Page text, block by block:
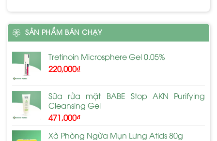
SẢN PHẨM BÁN CHẠY
Tretinoin Microsphere Gel 0.05%
220,000₫
Sữa rửa mặt BABE Stop AKN Purifying
Cleansing Gel
471,000₫
Xà Phòng Ngừa Mụn Lưng Atids 80g